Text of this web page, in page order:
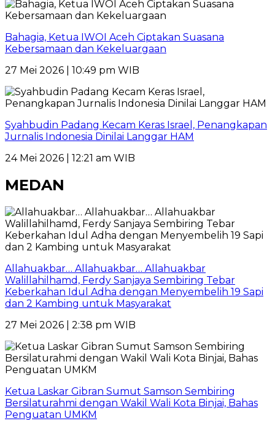
Bahagia, Ketua IWOI Aceh Ciptakan Suasana
Kebersamaan dan Kekeluargaan
27 Mei 2026 | 10:49 pm WIB
Syahbudin Padang Kecam Keras Israel, Penangkapan
Jurnalis Indonesia Dinilai Langgar HAM
24 Mei 2026 | 12:21 am WIB
MEDAN
Allahuakbar… Allahuakbar… Allahuakbar
Walillahilhamd, Ferdy Sanjaya Sembiring Tebar
Keberkahan Idul Adha dengan Menyembelih 19 Sapi
dan 2 Kambing untuk Masyarakat
27 Mei 2026 | 2:38 pm WIB
Ketua Laskar Gibran Sumut Samson Sembiring
Bersilaturahmi dengan Wakil Wali Kota Binjai, Bahas
Penguatan UMKM